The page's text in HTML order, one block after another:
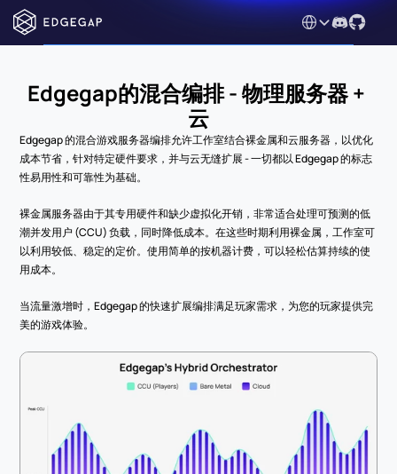
Select Language
Edgegap的混合编排 - 物理服务器 +
云
Edgegap 的混合游戏服务器编排允许工作室结合裸金属和云服务器，以优化
成本节省，针对特定硬件要求，并与云无缝扩展 - 一切都以 Edgegap 的标志
性易用性和可靠性为基础。
裸金属服务器由于其专用硬件和缺少虚拟化开销，非常适合处理可预测的低
潮并发用户 (CCU) 负载，同时降低成本。在这些时期利用裸金属，工作室可
以利用较低、稳定的定价。使用简单的按机器计费，可以轻松估算持续的使
用成本。
当流量激增时，Edgegap 的快速扩展编排满足玩家需求，为您的玩家提供完
美的游戏体验。